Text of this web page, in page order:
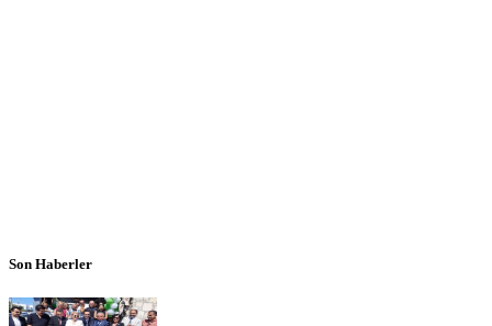
Son Haberler